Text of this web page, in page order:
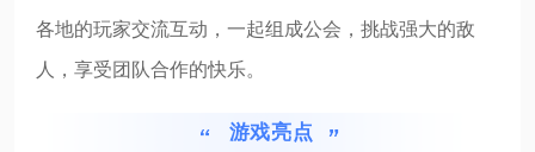
各地的玩家交流互动，一起组成公会，挑战强大的敌
人，享受团队合作的快乐。
游戏亮点